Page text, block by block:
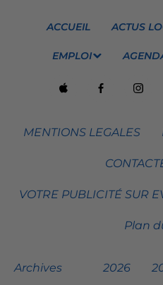
ACCUEIL ACTUS
EMPLOI
MENTIONS LEGALES
VOTRE PUBLICITÉ SUR
Plan
Archives 2026